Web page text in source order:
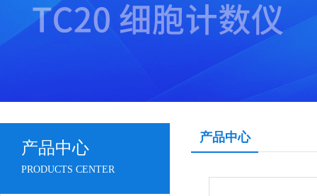
产品中心
PRODUCTS CENTER
产品中心